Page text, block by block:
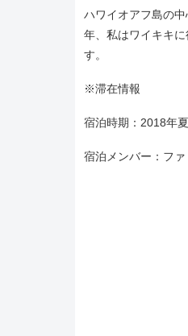
ハワイオアフ島の
年、私はワイキキ
す。
※滞在情報
宿泊時期：2018年夏
宿泊メンバー：ファ